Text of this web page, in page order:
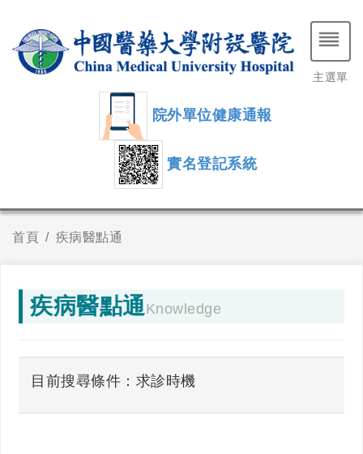
院外單位健康通報
實名登記系統
主選單
首頁 疾病醫點通
疾病醫點通 Knowledge
目前搜尋條件：求診時機